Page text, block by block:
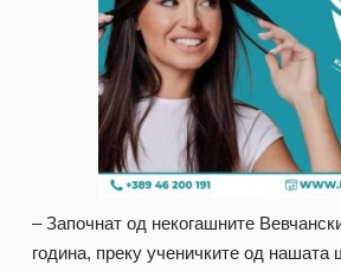
– Започнат од некогашните
година, преку ученичките од